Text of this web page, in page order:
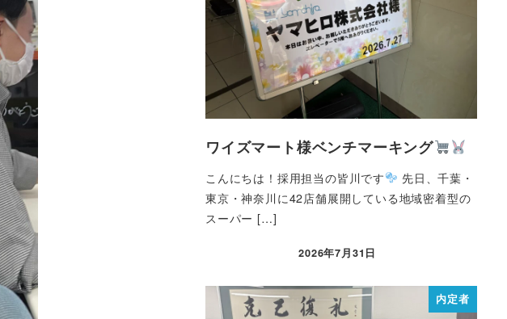
ワイズマート様ベンチマーキング
こんにちは！採用担当の皆川です
先日、千葉・
東京・神奈川に42店舗展開している地域密着型の
スーパー […]
2026年7月31日
内定者